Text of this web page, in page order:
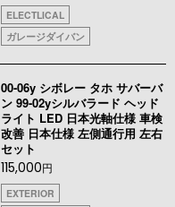
ELECTLICAL
ガレージダイバン
00-06y シボレー タホ サバーバ
ン 99-02yシルバラード ヘッド
ライト LED 日本光軸仕様 車検
改善 日本仕様 左側通行用 左右
セット
115,000円
EXTERIOR